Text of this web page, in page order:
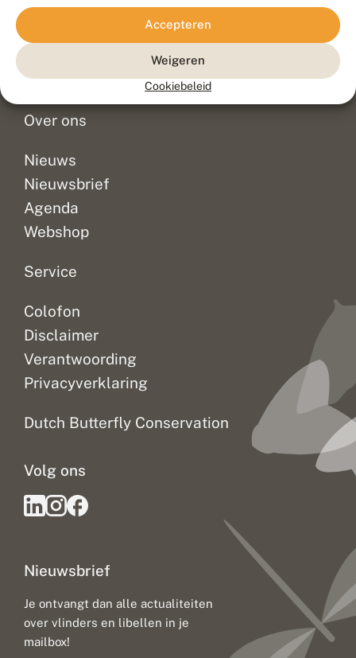
Accepteren
Weigeren
Cookiebeleid
Contact
Veelgestelde vragen
Doneer
Over ons
Nieuws
Nieuwsbrief
Agenda
Webshop
Service
Colofon
Disclaimer
Verantwoording
Privacyverklaring
Dutch Butterfly Conservation
Nieuwsbrief
Je ontvangt dan alle actualiteiten
over vlinders en libellen in je
mailbox!
Volg ons
Disclaimer
Sitemap